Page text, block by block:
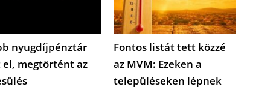
nyugdíjpénztár
megtörtént az
Fontos listát tett közzé
az MVM: Ezeken a
településeken lépnek